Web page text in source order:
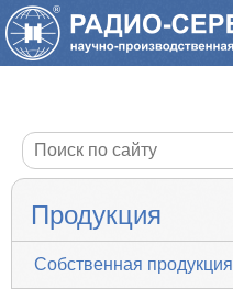
Продукция
Собственная продукция